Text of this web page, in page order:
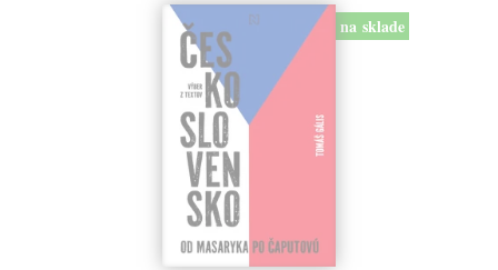
na sklade